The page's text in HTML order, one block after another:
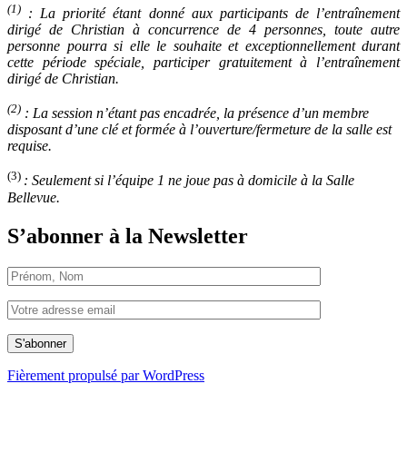
(1) : La priorité étant donné aux participants de l’entraînement
dirigé de Christian à concurrence de 4 personnes, toute autre
personne pourra si elle le souhaite et exceptionnellement durant
cette période spéciale, participer gratuitement à l’entraînement
dirigé de Christian.
(2) : La session n’étant pas encadrée, la présence d’un membre
disposant d’une clé et formée à l’ouverture/fermeture de la salle est
requise.
(3) : Seulement si l’équipe 1 ne joue pas à domicile à la Salle
Bellevue.
S’abonner à la Newsletter
Fièrement propulsé par WordPress